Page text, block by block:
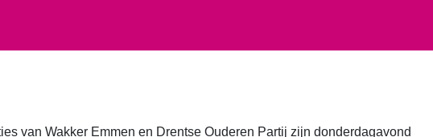
van Wakker Emmen en Drentse Ouderen Partij zijn donderdagavond